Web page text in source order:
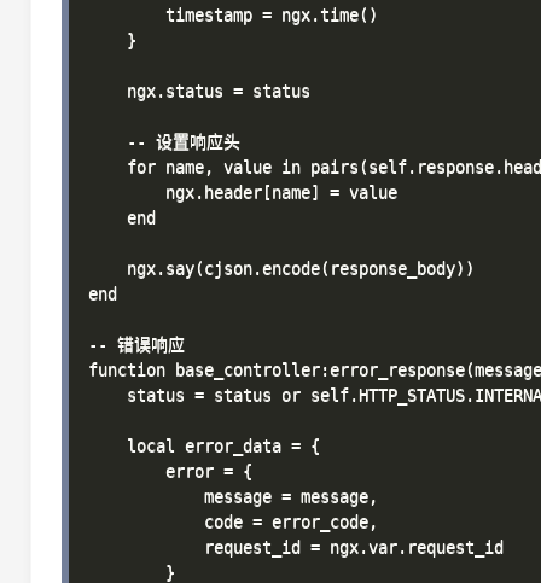
        timestamp = ngx.time()
    }
    ngx.status = status
    -- 设置响应头
for name, value in
        ngx.header[name] = value
    end
    ngx.say(cjson.encode(response_body))
end
-- 错误响应
function
status = status or
    local error_data = {
        error = {
            message = message,
            code = error_code,
            request_id = ngx.var.request_id
        }